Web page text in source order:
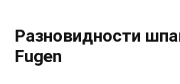
Разновидности
Fugen